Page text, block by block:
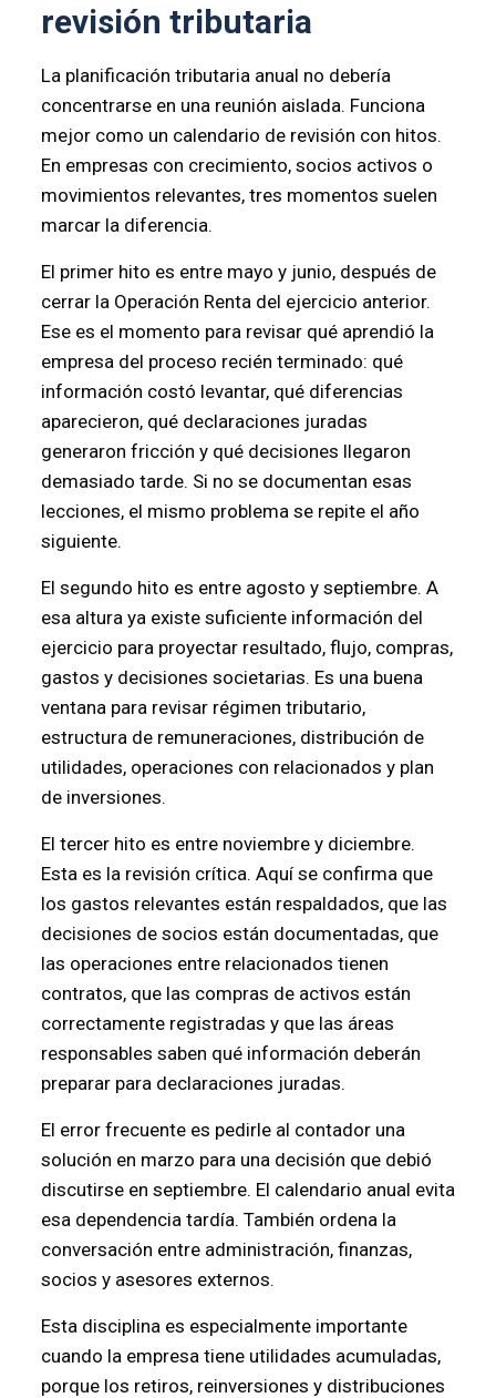
revisión tributaria
La planificación tributaria anual no debería
concentrarse en una reunión aislada. Funciona
mejor como un calendario de revisión con hitos.
En empresas con crecimiento, socios activos o
movimientos relevantes, tres momentos suelen
marcar la diferencia.
El primer hito es entre mayo y junio, después de
cerrar la Operación Renta del ejercicio anterior.
Ese es el momento para revisar qué aprendió la
empresa del proceso recién terminado: qué
información costó levantar, qué diferencias
aparecieron, qué declaraciones juradas
generaron fricción y qué decisiones llegaron
demasiado tarde. Si no se documentan esas
lecciones, el mismo problema se repite el año
siguiente.
El segundo hito es entre agosto y septiembre. A
esa altura ya existe suficiente información del
ejercicio para proyectar resultado, flujo, compras,
gastos y decisiones societarias. Es una buena
ventana para revisar régimen tributario,
estructura de remuneraciones, distribución de
utilidades, operaciones con relacionados y plan
de inversiones.
El tercer hito es entre noviembre y diciembre.
Esta es la revisión crítica. Aquí se confirma que
los gastos relevantes están respaldados, que las
decisiones de socios están documentadas, que
las operaciones entre relacionados tienen
contratos, que las compras de activos están
correctamente registradas y que las áreas
responsables saben qué información deberán
preparar para declaraciones juradas.
El error frecuente es pedirle al contador una
solución en marzo para una decisión que debió
discutirse en septiembre. El calendario anual evita
esa dependencia tardía. También ordena la
conversación entre administración, finanzas,
socios y asesores externos.
Esta disciplina es especialmente importante
cuando la empresa tiene utilidades acumuladas,
porque los retiros, reinversiones y distribuciones